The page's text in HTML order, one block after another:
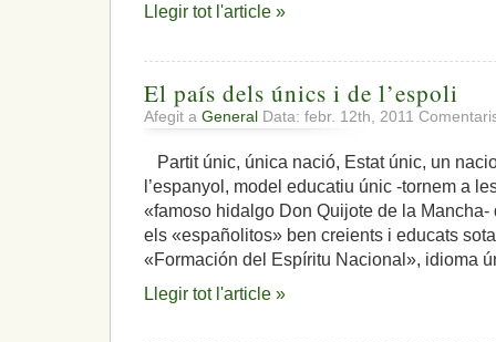
Llegir tot l'article »
El país dels únics i de l’espoli
Afegit a General Data: febr. 12th, 2011
Partit únic, única nació, Estat únic, un
l’espanyol, model educatiu únic -tornem a
«famoso hidalgo Don Quijote de la Mancha-
els «españolitos» ben creients i educats
«Formación del Espíritu Nacional», idioma
Llegir tot l'article »